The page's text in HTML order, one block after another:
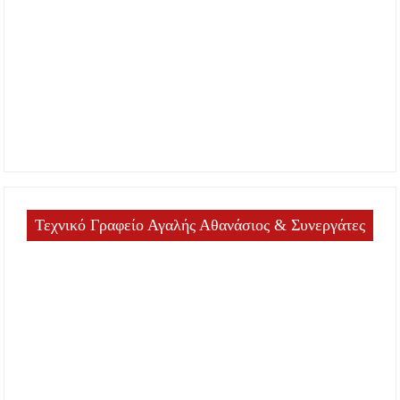
Τεχνικό Γραφείο Αγαλής Αθανάσιος & Συνεργάτες